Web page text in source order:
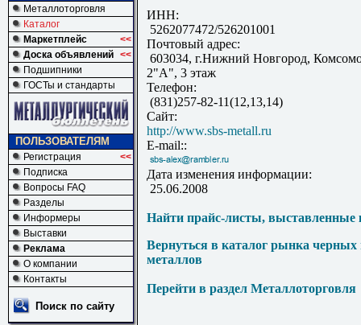
Металлоторговля
Каталог
Маркетплейс
<<
Доска объявлений <<
Подшипники
ГОСТы и стандарты
ПОЛЬЗОВАТЕЛЯМ
Регистрация
<<
Подписка
Вопросы FAQ
Разделы
Информеры
Выставки
Реклама
О компании
Контакты
Поиск по сайту
ИНН:
5262077472/526201001
Почтовый адрес:
603034, г.Нижний Новгород,
2"А", 3 этаж
Телефон:
(831)257-82-11(12,13,14)
Сайт:
http://www.sbs-metall.ru
E-mail::
Дата изменения информации:
25.06.2008
Найти прайс-листы, выставленные
Вернуться в каталог рынка
металлов
Перейти в раздел Металлоторговля